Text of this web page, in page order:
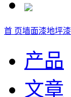
首 页墙面漆地坪漆
产品
文章